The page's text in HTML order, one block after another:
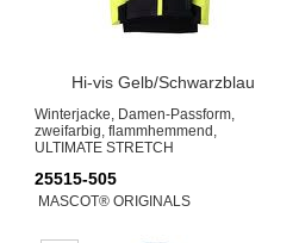
Hi-vis Gelb/Schwarzblau
Winterjacke, Damen-Passform,
zweifarbig, flammhemmend,
ULTIMATE STRETCH
25515-505
MASCOT® ORIGINALS